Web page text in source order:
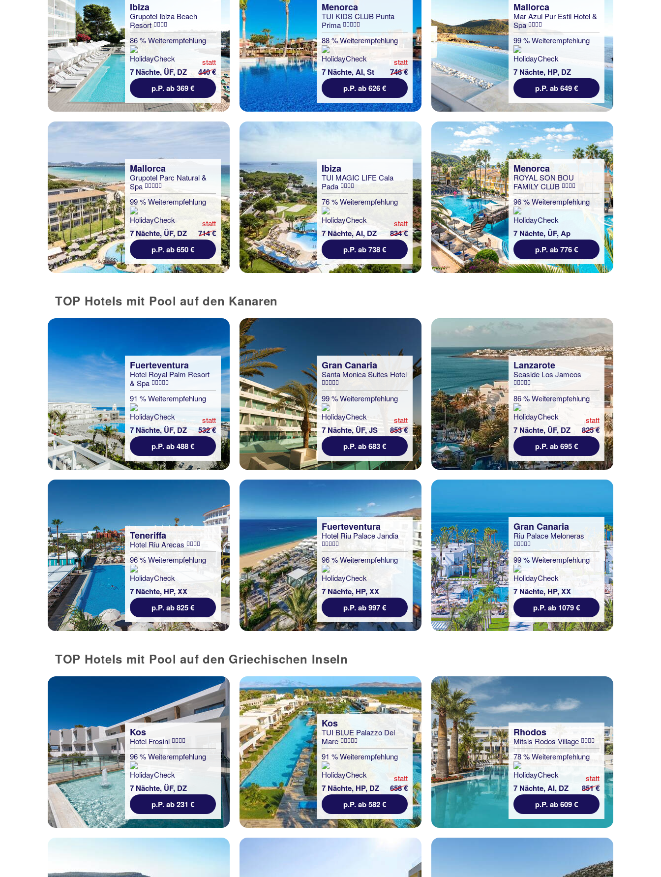
Ibiza
Grupotel Ibiza Beach
Resort
86 % Weiterempfehlung
7 Nächte, ÜF, DZ
statt
440 €
p.P. ab 369 €
Menorca
TUI KIDS CLUB Punta
Prima
88 % Weiterempfehlung
7 Nächte, AI, St
statt
748 €
p.P. ab 626 €
Mallorca
Mar Azul Pur Estil Hotel &
Spa
99 % Weiterempfehlung
7 Nächte, HP, DZ
p.P. ab 649 €
Mallorca
Grupotel Parc Natural &
Spa
99 % Weiterempfehlung
7 Nächte, ÜF, DZ
statt
714 €
p.P. ab 650 €
Ibiza
TUI MAGIC LIFE Cala
Pada
76 % Weiterempfehlung
7 Nächte, AI, DZ
statt
834 €
p.P. ab 738 €
Menorca
ROYAL SON BOU
FAMILY CLUB
96 % Weiterempfehlung
7 Nächte, ÜF, Ap
p.P. ab 776 €
TOP Hotels mit Pool auf den Kanaren
Fuerteventura
Hotel Royal Palm Resort
& Spa
91 % Weiterempfehlung
7 Nächte, ÜF, DZ
statt
532 €
p.P. ab 488 €
Gran Canaria
Santa Monica Suites Hotel
99 % Weiterempfehlung
7 Nächte, ÜF, JS
statt
853 €
p.P. ab 683 €
Lanzarote
Seaside Los Jameos
86 % Weiterempfehlung
7 Nächte, ÜF, DZ
statt
825 €
p.P. ab 695 €
Teneriffa
Hotel Riu Arecas
96 % Weiterempfehlung
7 Nächte, HP, XX
p.P. ab 825 €
Fuerteventura
Hotel Riu Palace Jandia
96 % Weiterempfehlung
7 Nächte, HP, XX
p.P. ab 997 €
Gran Canaria
Riu Palace Meloneras
99 % Weiterempfehlung
7 Nächte, HP, XX
p.P. ab 1079 €
TOP Hotels mit Pool auf den Griechischen Inseln
Kos
Hotel Frosini
96 % Weiterempfehlung
7 Nächte, ÜF, DZ
p.P. ab 231 €
Kos
TUI BLUE Palazzo Del
Mare
91 % Weiterempfehlung
7 Nächte, HP, DZ
statt
658 €
p.P. ab 582 €
Rhodos
Mitsis Rodos Village
78 % Weiterempfehlung
7 Nächte, AI, DZ
statt
851 €
p.P. ab 609 €